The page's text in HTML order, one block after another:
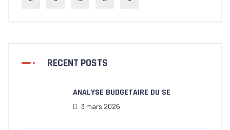
RECENT POSTS
ANALYSE BUDGETAIRE DU SE
3 mars 2026